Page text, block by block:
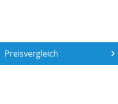
Preisvergleich